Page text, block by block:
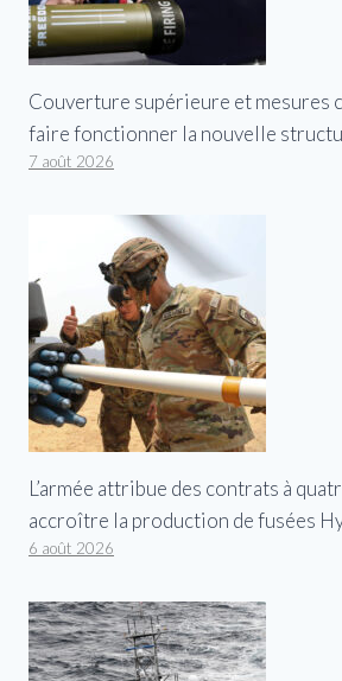
Couverture supérieure et mesures
faire fonctionner la nouvelle
7 août 2026
L’armée attribue des contrats à
accroître la production de fusées
6 août 2026